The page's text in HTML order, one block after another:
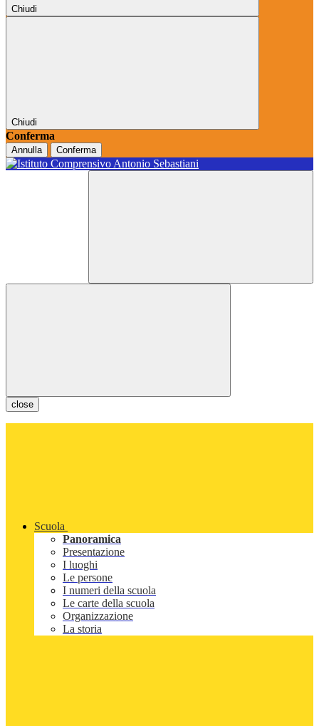
Chiudi
Chiudi
Conferma
Annulla Conferma
close
Scuola
Panoramica
Presentazione
I luoghi
Le persone
I numeri della scuola
Le carte della scuola
Organizzazione
La storia